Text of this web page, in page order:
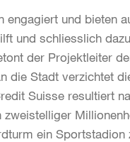
und bieten
und schliesslich
der Projektleiter
die Stadt verzichtet
Suisse resultiert
ein Sportstadion